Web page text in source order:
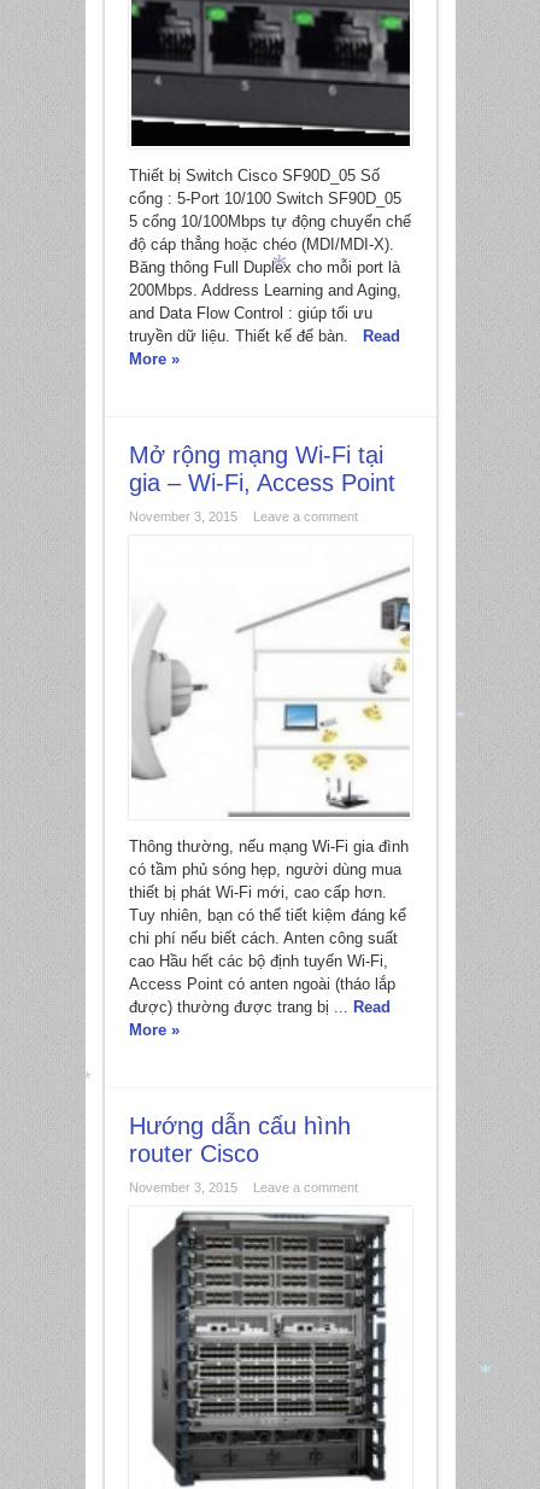
Thiết bị Switch Cisco SF90D_05 Số
cổng : 5-Port 10/100 Switch SF90D_05
5 cổng 10/100Mbps tự động chuyển chế
độ cáp thẳng hoặc chéo (MDI/MDI-X).
Băng thông Full Duplex cho mỗi port là
200Mbps. Address Learning and Aging,
and Data Flow Control : giúp tối ưu
truyền dữ liệu. Thiết kế để bàn.
Read
More »
Mở rộng mạng Wi-Fi tại
gia – Wi-Fi, Access Point
November 3, 2015 Leave a comment
Thông thường, nếu mạng Wi-Fi gia đình
có tầm phủ sóng hẹp, người dùng mua
thiết bị phát Wi-Fi mới, cao cấp hơn.
Tuy nhiên, bạn có thể tiết kiệm đáng kể
chi phí nếu biết cách. Anten công suất
cao Hầu hết các bộ định tuyến Wi-Fi,
Access Point có anten ngoài (tháo lắp
được) thường được trang bị ... Read
More »
Hướng dẫn cấu hình
router Cisco
November 3, 2015 Leave a comment
*